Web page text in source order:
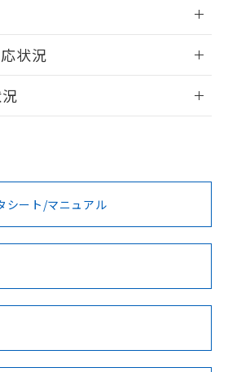
す。
グイン/会員登録
利用いただく前に、以下を必ずお読
状況
・凡例
・凡例
Cd Cr(VI)
シート/マニュアル